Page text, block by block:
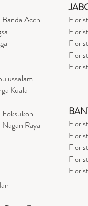
Aceh
Kuala
Raya